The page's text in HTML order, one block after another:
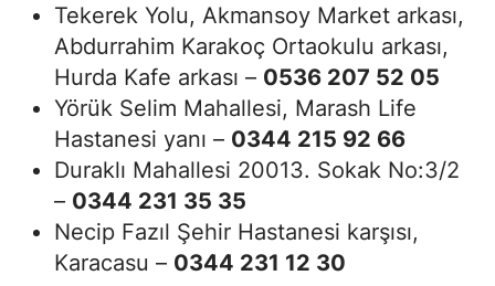
Tekerek Yolu, Akmansoy Market arkası,
Abdurrahim Karakoç Ortaokulu arkası,
Hurda Kafe arkası – 0536 207 52 05
Yörük Selim Mahallesi, Marash Life
Hastanesi yanı – 0344 215 92 66
Duraklı Mahallesi 20013. Sokak No:3/2
– 0344 231 35 35
Necip Fazıl Şehir Hastanesi karşısı,
Karacasu – 0344 231 12 30